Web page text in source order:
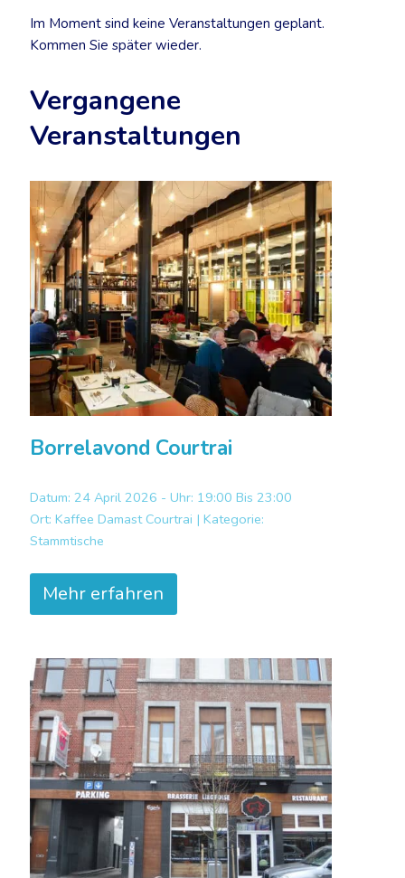
Im Moment sind keine Veranstaltungen geplant.
Kommen Sie später wieder.
Vergangene
Veranstaltungen
Borrelavond Courtrai
Datum: 24 April 2026 - Uhr: 19:00 Bis 23:00
Ort: Kaffee Damast Courtrai | Kategorie:
Stammtische
Mehr erfahren